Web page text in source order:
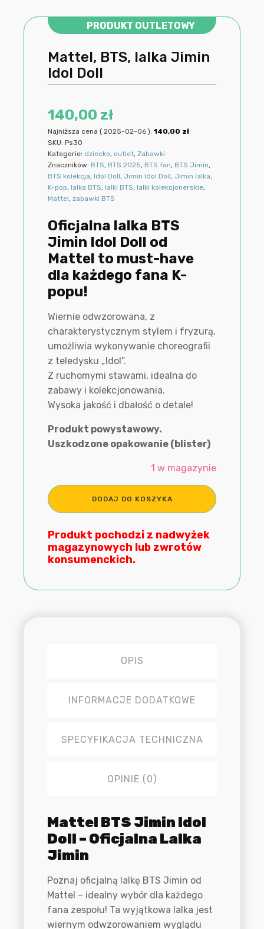
PRODUKT OUTLETOWY
Mattel, BTS, lalka Jimin
Idol Doll
140,00 zł
Najniższa cena ( 2025-02-06): 140,00 zł
SKU: Ps30
Kategorie: dziecko, outlet, Zabawki
Znaczników: BTS, BTS 2025, BTS fan, BTS Jimin,
BTS kolekcja, Idol Doll, Jimin Idol Doll, Jimin lalka,
K-pop, lalka BTS, lalki BTS, lalki kolekcjonerskie,
Mattel, zabawki BTS
Oficjalna lalka BTS
Jimin Idol Doll od
Mattel to must-have
dla każdego fana K-
popu!
Wiernie odwzorowana, z
charakterystycznym stylem i fryzurą,
umożliwia wykonywanie choreografii
z teledysku „Idol”.
Z ruchomymi stawami, idealna do
zabawy i kolekcjonowania.
Wysoka jakość i dbałość o detale!
Produkt powystawowy.
Uszkodzone opakowanie (blister)
1 w magazynie
ilość
Mattel,
Jimin
Idol
Doll
DODAJ DO KOSZYKA
Produkt pochodzi z nadwyżek
magazynowych lub zwrotów
konsumenckich.
OPIS
INFORMACJE DODATKOWE
SPECYFIKACJA TECHNICZNA
OPINIE (0)
Mattel BTS Jimin Idol
Doll – Oficjalna Lalka
Jimin
Poznaj oficjalną lalkę BTS Jimin od
Mattel – idealny wybór dla każdego
fana zespołu! Ta wyjątkowa lalka jest
wiernym odwzorowaniem wyglądu